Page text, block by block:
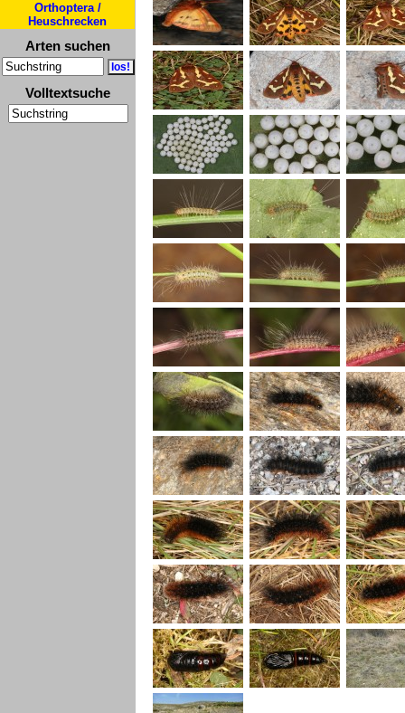
Orthoptera /
Heuschrecken
Arten suchen
Volltextsuche